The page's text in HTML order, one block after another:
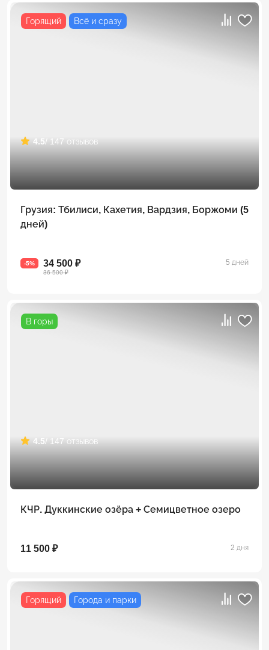
Горящий Всё и сразу
4.5/ 147 отзывов
Грузия: Тбилиси, Кахетия, Вардзия, Боржоми (5
дней)
-5% 34 500 ₽
36 500 ₽
5 дней
В горы
4.5/ 147 отзывов
КЧР. Дуккинские озёра + Семицветное озеро
11 500 ₽ 2 дня
Горящий Города и парки